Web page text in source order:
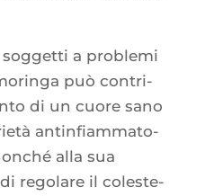
a pro­ble­mi
può contri­
di un cuore sano
antin­fiam­ma­to­
alla sua
rego­lare il coles­te­